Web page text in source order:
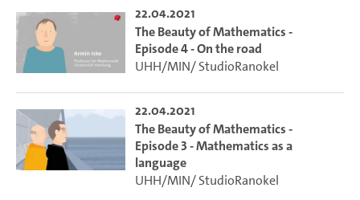
22.04.2021
The Beauty of Mathematics -
Episode 4 - On the road
UHH/MIN/ StudioRanokel
22.04.2021
The Beauty of Mathematics -
Episode 3 - Mathematics as a
language
UHH/MIN/ StudioRanokel